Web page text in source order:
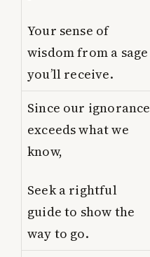
Your sense of
wisdom from a sage
you’ll receive.
Since our ignorance
exceeds what we
know,
Seek a rightful
guide to show the
way to go.